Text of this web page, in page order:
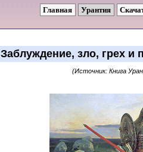
Главная Урантия
Заблуждение, зло, грех и
(Источник: Книга